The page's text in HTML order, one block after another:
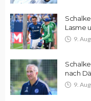
Lasme
9.
nach
9.